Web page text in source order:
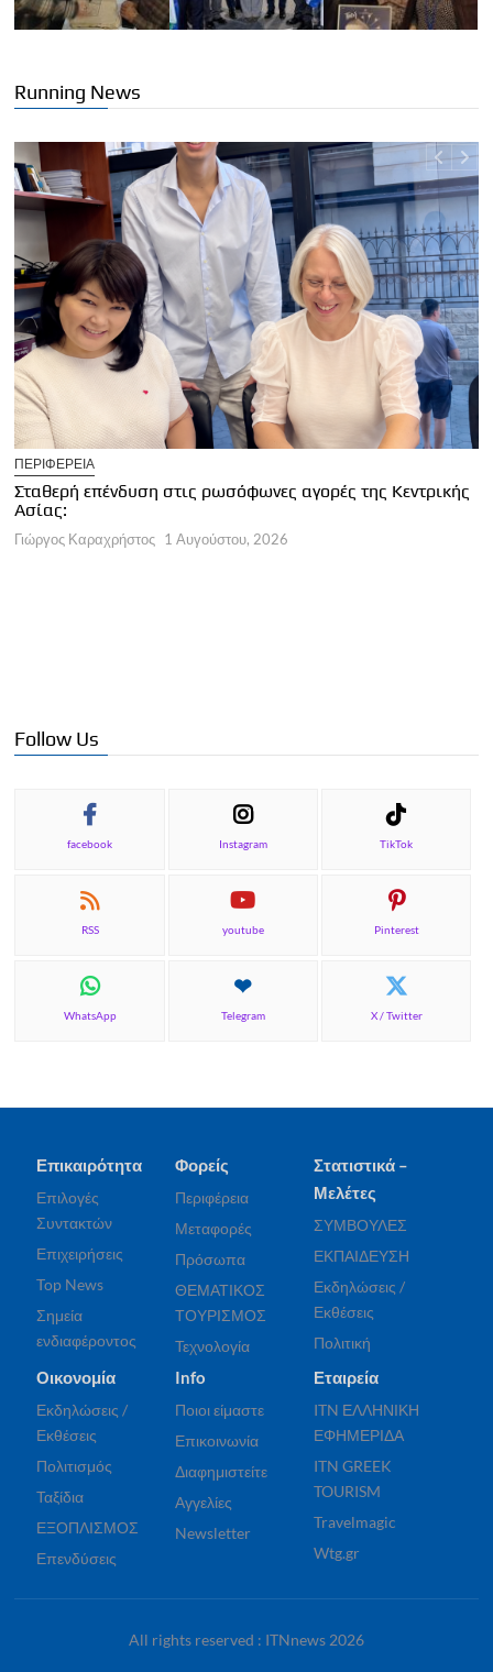
Running News
ΠΕΡΙΦΕΡΕΙΑ
Σταθερή επένδυση στις ρωσόφωνες αγορές της Κεντρικής
Ασίας:
Γιώργος Καραχρήστος 1 Αυγούστου, 2026
Follow Us
facebook Instagram TikTok
RSS youtube Pinterest
WhatsApp Telegram X / Twitter
Επικαιρότητα
Επιλογές
Συντακτών
Επιχειρήσεις
Top News
Σημεία
ενδιαφέροντος
Φορείς
Περιφέρεια
Μεταφορές
Πρόσωπα
ΘΕΜΑΤΙΚΟΣ
ΤΟΥΡΙΣΜΟΣ
Τεχνολογία
Στατιστικά –
Μελέτες
ΣΥΜΒΟΥΛΕΣ
ΕΚΠΑΙΔΕΥΣΗ
Εκδηλώσεις /
Εκθέσεις
Πολιτική
Οικονομία
Εκδηλώσεις /
Εκθέσεις
Πολιτισμός
Ταξίδια
ΕΞΟΠΛΙΣΜΟΣ
Επενδύσεις
Info
Ποιοι είμαστε
Επικοινωνία
Διαφημιστείτε
Αγγελίες
Newsletter
Εταιρεία
ITN ΕΛΛΗΝΙΚΗ
ΕΦΗΜΕΡΙΔΑ
ITN GREEK
TOURISM
Travelmagic
Wtg.gr
All rights reserved : ITNnews 2026